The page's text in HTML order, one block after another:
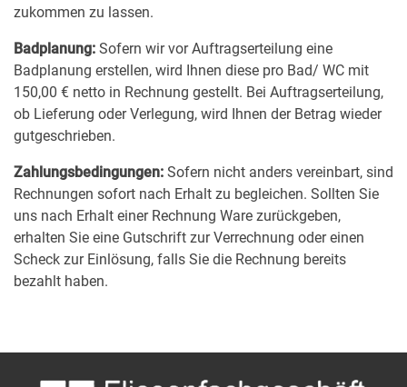
zukommen zu lassen.
Badplanung: Sofern wir vor Auftragserteilung eine
Badplanung erstellen, wird Ihnen diese pro Bad/ WC mit
150,00 € netto in Rechnung gestellt. Bei Auftragserteilung,
ob Lieferung oder Verlegung, wird Ihnen der Betrag wieder
gutgeschrieben.
Zahlungsbedingungen: Sofern nicht anders vereinbart, sind
Rechnungen sofort nach Erhalt zu begleichen. Sollten Sie
uns nach Erhalt einer Rechnung Ware zurückgeben,
erhalten Sie eine Gutschrift zur Verrechnung oder einen
Scheck zur Einlösung, falls Sie die Rechnung bereits
bezahlt haben.